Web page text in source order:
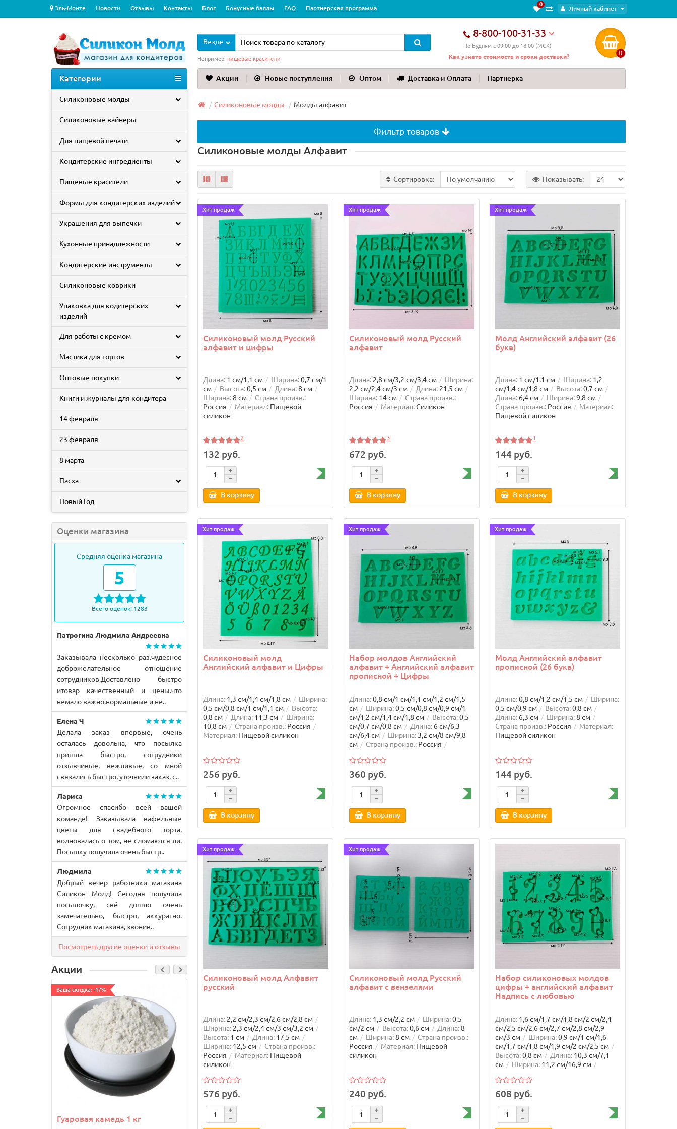
0
Личный кабинет
Эль-Монте Новости Отзывы Контакты Блог Бонусные баллы FAQ Партнерская программа
8-800-100-31-33
По Будням с 09:00 до 18:00 (МСК)
Как узнать стоимость и сроки доставки?
0
Везде
Например: пищевые красители
Акции Новые поступления Оптом Доставка и Оплата Партнерка
Категории
Силиконовые молды
Силиконовые вайнеры
Для пищевой печати
Кондитерские ингредиенты
Пищевые красители
Формы для кондитерских изделий
Украшения для выпечки
Кухонные принадлежности
Кондитерские инструменты
Силиконовые коврики
Упаковка для кодитерских
изделий
Для работы с кремом
Мастика для тортов
Оптовые покупки
Книги и журналы для кондитера
14 февраля
23 февраля
8 марта
Пасха
Новый Год
Силиконовые молды Молды алфавит
Оценки магазина
Средняя оценка магазина
5
Всего оценок: 1283
Патрогина Людмила Андреевна
Заказывала несколько раз.чудесное
доброжелательное отношение
сотрудников.Доставлено быстро
итовар качественный и цены.что
немало важно.нормальные и не..
Елена Ч
Делала заказ впервые, очень
осталась довольна, что посылка
пришла быстро, сотрудники
отзывчивые, вежливые, со мной
связались быстро, уточнили заказ, с..
Лариса
Огромное спасибо всей вашей
команде! Заказывала вафельные
цветы для свадебного торта,
волновалась о том, не сломаются ли.
Посылку получила очень быстр..
Людмила
Добрый вечер работники магазина
Силикон Молд! Сегодня получила
посылочку, свё дошло очень
замечательно, быстро, аккуратно.
Сотрудник магазина, звонив..
Посмотреть другие оценки и отзывы
Акции
Ваша скидка: -17%
Гуаровая камедь 1 кг
Ваша скидка: -47%
Драже сахарное 12 мм Горячий
Ваша скидка: -22%
Молд силиконовый Снежинка
Ваша скидка: -1%
большая-2
Фильтр товаров
Силиконовые молды Алфавит
Сортировка: Показывать:
Хит продаж
Силиконовый молд Русский
алфавит и цифры
Длина: 1 см/1,1 см Ширина:0,7 см/1
см
Высота:0,5 см Длина:8 см
Ширина:8 см
Страна произв.:
Россия
Материал: Пищевой
силикон
2
132 руб.
В корзину
Хит продаж
Силиконовый молд Русский
алфавит
Длина: 2,8 см/3,2 см/3,4 см
Ширина:
2,2 см/2,4 см/3 см
Длина: 21,5 см
Ширина: 14 см
Страна произв.:
Россия
Материал:Силикон
3
672 руб.
В корзину
Хит продаж
Молд Английский алфавит (26
букв)
Длина: 1 см/1,1 см Ширина: 1,2
см/1,4 см/1,8 см
Высота:0,7 см
Длина: 6,4 см Ширина:9,8 см
Страна произв.: Россия
Материал:
Пищевой силикон
1
144 руб.
В корзину
Хит продаж
Силиконовый молд
Английский алфавит и Цифры
Длина: 1,3 см/1,4 см/1,8 см
Ширина:
0,5 см/0,8 см/1 см/1,1 см
Высота:
0,8 см
Длина: 11,3 см
Ширина:
10,8 см
Страна произв.: Россия
Материал: Пищевой силикон
256 руб.
В корзину
Хит продаж
Набор молдов Английский
алфавит + Английский алфавит
прописной + Цифры
Длина:0,8 см/1 см/1,1 см/1,2 см/1,5
см
Ширина:0,5 см/0,8 см/0,9 см/1
см/1,2 см/1,4 см/1,8 см
Высота:0,5
см/0,7 см/0,8 см
Длина: 6 см/6,3
см/6,4 см
Ширина: 3,2 см/8 см/9,8
см
Страна произв.: Россия
360 руб.
В корзину
Хит продаж
Молд Английский алфавит
прописной (26 букв)
Длина:0,8 см/1,2 см/1,5 см
Ширина:
0,5 см/0,9 см
Высота:0,8 см
Длина: 6,3 см Ширина:8 см
Страна произв.: Россия
Материал:
Пищевой силикон
144 руб.
В корзину
Хит продаж
Силиконовый молд Алфавит
русский
Длина: 2,2 см/2,3 см/2,6 см/2,8 см
Ширина: 2,3 см/2,4 см/3 см/3,2 см
Высота: 1 см Длина: 17,5 см
Ширина: 12,5 см
Страна произв.:
Россия
Материал: Пищевой
силикон
576 руб.
Хит продаж
Силиконовый молд Русский
алфавит с вензелями
Длина: 1,3 см/2,2 см Ширина:0,5
см/2 см
Высота:0,6 см Длина:8
см
Ширина:8 см
Страна произв.:
Россия
Материал: Пищевой
силикон
240 руб.
Набор силиконовых молдов
цифры + английский алфавит
Надпись с любовью
Длина: 1,6 см/1,7 см/1,8 см/2 см/2,4
см/2,5 см/2,6 см/2,7 см/2,8 см/2,9
см/3 см
Ширина:0,9 см/1 см/1,6
см/1,7 см/1,8 см/1,9 см/2 см/2,5 см
Высота:0,8 см Длина: 10,3 см/7,1
см
Ширина: 11,2 см/16,9 см
Пищевой силикон
608 руб.